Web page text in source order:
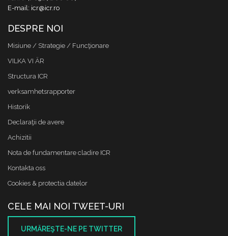
E-mail: icr@icr.ro
DESPRE NOI
Misiune / Strategie / Funcţionare
VILKA VI ÄR
Structura ICR
verksamhetsrapporter
Historik
Declaraţii de avere
Achizitii
Nota de fundamentare cladire ICR
Kontakta oss
Cookies & protectia datelor
CELE MAI NOI TWEET-URI
URMĂREŞTE-NE PE TWITTER